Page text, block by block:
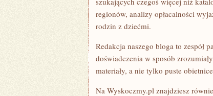
regionów, analizy opłacalności
rodzin z dziećmi.
Redakcja naszego bloga to zespół
doświadczenia w sposób
materiały, a nie tylko puste
Na Wyskoczmy.pl znajdziesz